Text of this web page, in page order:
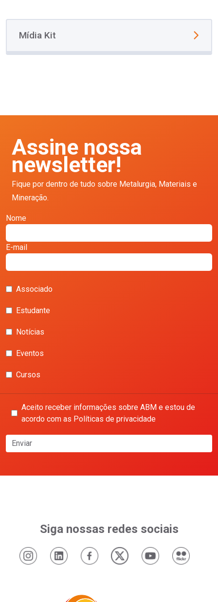
Mídia Kit
Assine nossa
newsletter!
Fique por dentro de tudo sobre Metalurgia, Materiais e
Mineração.
Nome
E-mail
Associado
Estudante
Notícias
Eventos
Cursos
Aceito receber informações sobre ABM e estou de
acordo com as Políticas de privacidade
Enviar
Siga nossas redes sociais